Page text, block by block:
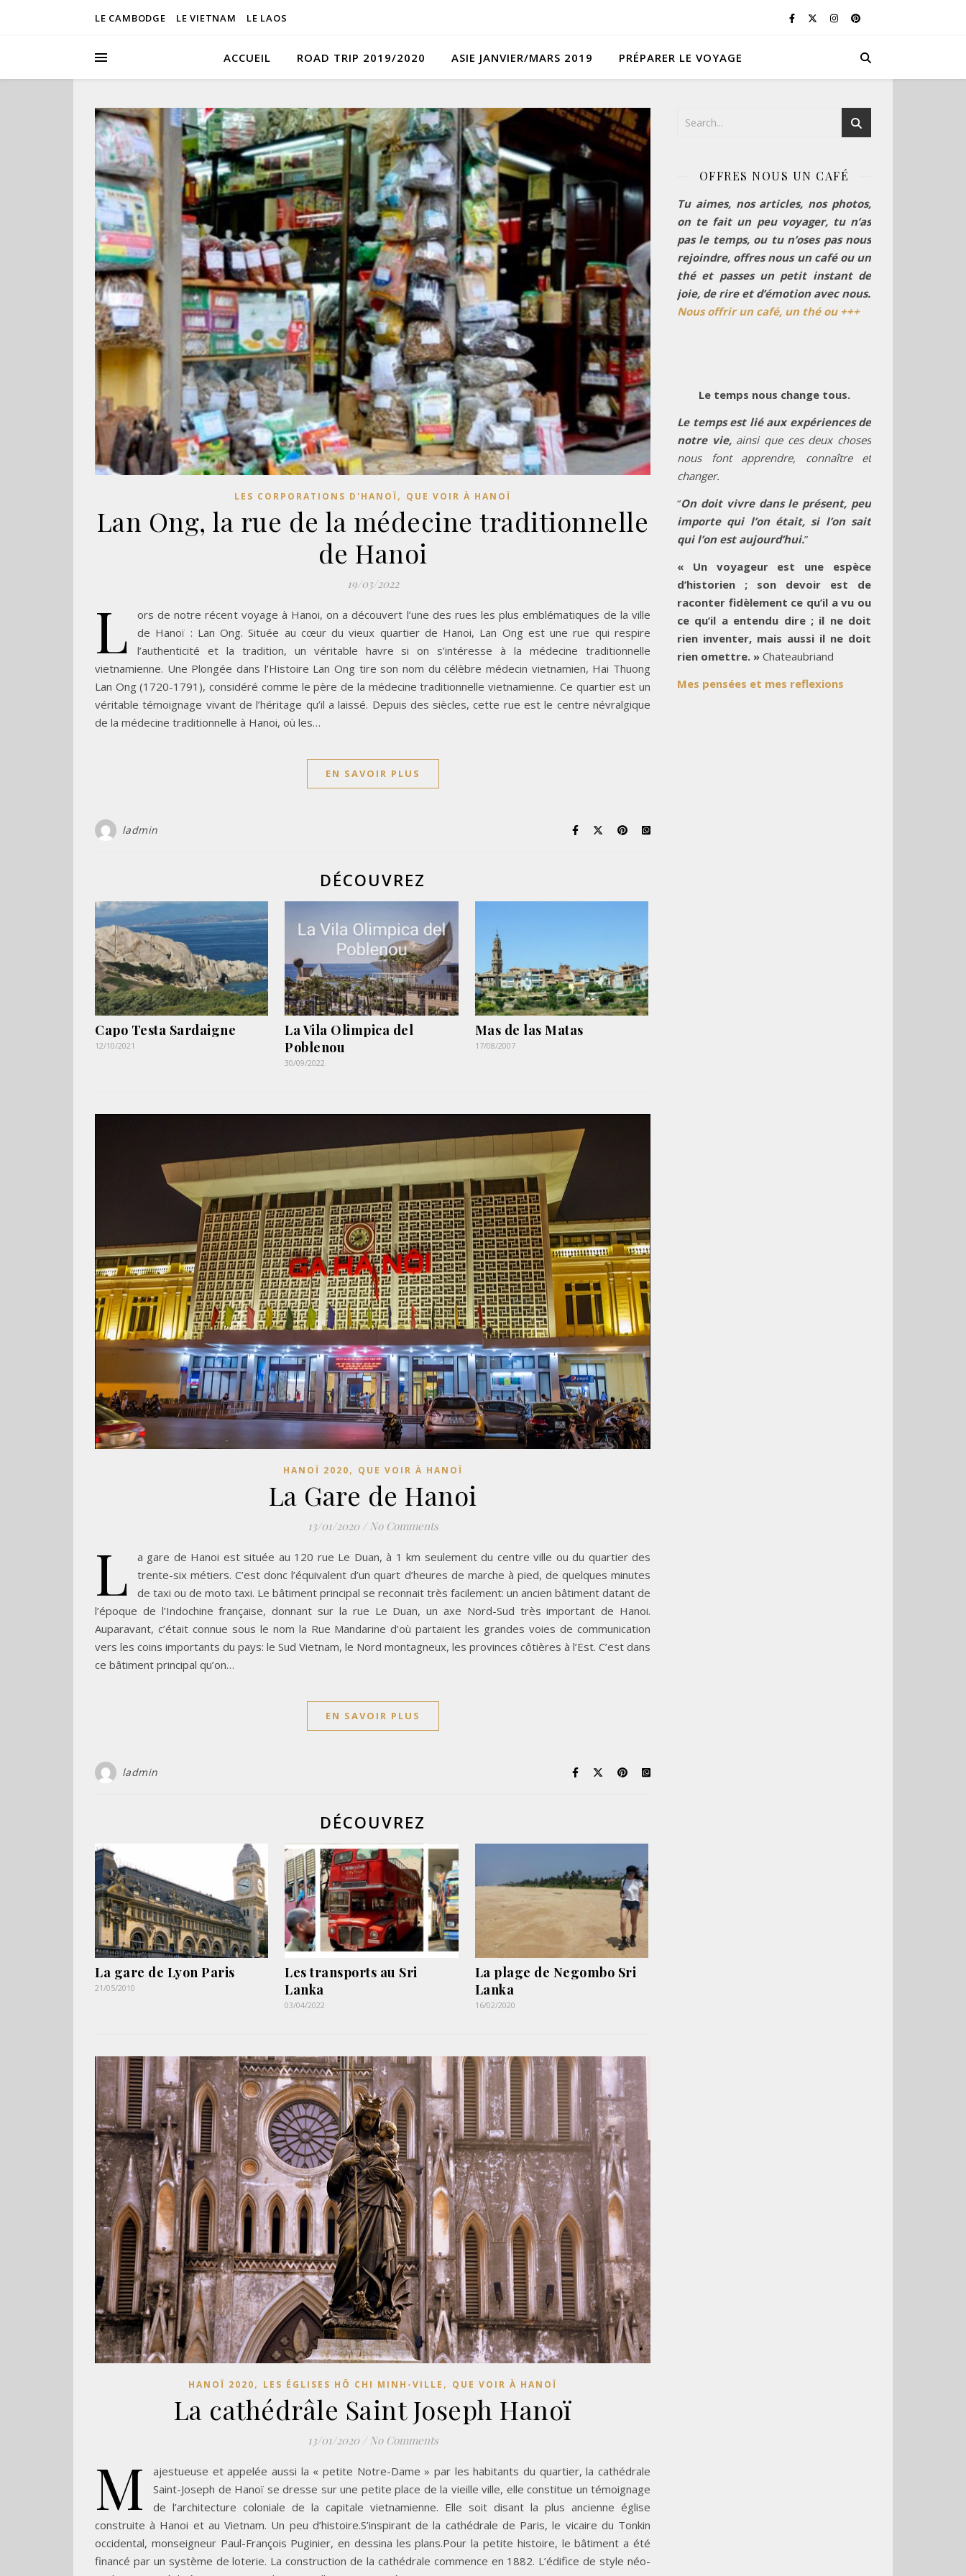
LE CAMBODGE LE VIETNAM LE LAOS
ACCUEIL ROAD TRIP 2019/2020 ASIE JANVIER/MARS 2019 PRÉPARER LE VOYAGE
LES CORPORATIONS D'HANOÏ, QUE VOIR À HANOÏ
Lan Ong, la rue de la médecine traditionnelle
de Hanoi
19/03/2022
L
ors de notre récent voyage à Hanoi, on a découvert l’une des rues les plus emblématiques de la ville
de Hanoï : Lan Ong. Située au cœur du vieux quartier de Hanoi, Lan Ong est une rue qui respire
l’authenticité et la tradition, un véritable havre si on s’intéresse à la médecine traditionnelle
vietnamienne. Une Plongée dans l’Histoire Lan Ong tire son nom du célèbre médecin vietnamien, Hai Thuong
Lan Ong (1720-1791), considéré comme le père de la médecine traditionnelle vietnamienne. Ce quartier est un
véritable témoignage vivant de l’héritage qu’il a laissé. Depuis des siècles, cette rue est le centre névralgique
de la médecine traditionnelle à Hanoi, où les…
EN SAVOIR PLUS
ladmin
DÉCOUVREZ
Capo Testa Sardaigne
12/10/2021
La Vila Olimpica del
Poblenou
30/09/2022
Mas de las Matas
17/08/2007
HANOÏ 2020, QUE VOIR À HANOÏ
La Gare de Hanoi
13/01/2020 / No Comments
L
a gare de Hanoi est située au 120 rue Le Duan, à 1 km seulement du centre ville ou du quartier des
trente-six métiers. C’est donc l’équivalent d’un quart d’heures de marche à pied, de quelques minutes
de taxi ou de moto taxi. Le bâtiment principal se reconnait très facilement: un ancien bâtiment datant de
l’époque de l’Indochine française, donnant sur la rue Le Duan, un axe Nord-Sud très important de Hanoi.
Auparavant, c’était connue sous le nom la Rue Mandarine d’où partaient les grandes voies de communication
vers les coins importants du pays: le Sud Vietnam, le Nord montagneux, les provinces côtières à l’Est. C’est dans
ce bâtiment principal qu’on…
EN SAVOIR PLUS
ladmin
DÉCOUVREZ
La gare de Lyon Paris
21/05/2010
Les transports au Sri
Lanka
03/04/2022
La plage de Negombo Sri
Lanka
16/02/2020
HANOÏ 2020, LES ÉGLISES HÔ CHI MINH-VILLE , QUE VOIR À HANOÏ
La cathédrâle Saint Joseph Hanoï
13/01/2020 / No Comments
M
ajestueuse et appelée aussi la « petite Notre-Dame » par les habitants du quartier, la cathédrale
Saint-Joseph de Hanoï se dresse sur une petite place de la vieille ville, elle constitue un témoignage
de l’architecture coloniale de la capitale vietnamienne. Elle soit disant la plus ancienne église
construite à Hanoi et au Vietnam. Un peu d’histoire.S’inspirant de la cathédrale de Paris, le vicaire du Tonkin
occidental, monseigneur Paul-François Puginier, en dessina les plans.Pour la petite histoire, le bâtiment a été
financé par un système de loterie. La construction de la cathédrale commence en 1882. L’édifice de style néo-
OFFRES NOUS UN CAFÉ
Tu aimes, nos articles, nos photos,
on te fait un peu voyager, tu n’as
pas le temps, ou tu n’oses pas nous
rejoindre, offres nous un café ou un
thé et passes un petit instant de
joie, de rire et d’émotion avec nous.
Nous offrir un café, un thé ou +++
Le temps nous change tous.
Le temps est lié aux expériences de
notre vie, ainsi que ces deux choses
nous font apprendre, connaître et
changer.
“On doit vivre dans le présent, peu
importe qui l’on était, si l’on sait
qui l’on est aujourd’hui.”
« Un voyageur est une espèce
d’historien ; son devoir est de
raconter fidèlement ce qu’il a vu ou
ce qu’il a entendu dire ; il ne doit
rien inventer, mais aussi il ne doit
rien omettre. » Chateaubriand
Mes pensées et mes reflexions